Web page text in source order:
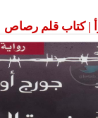
| كتاب قلم رصاص